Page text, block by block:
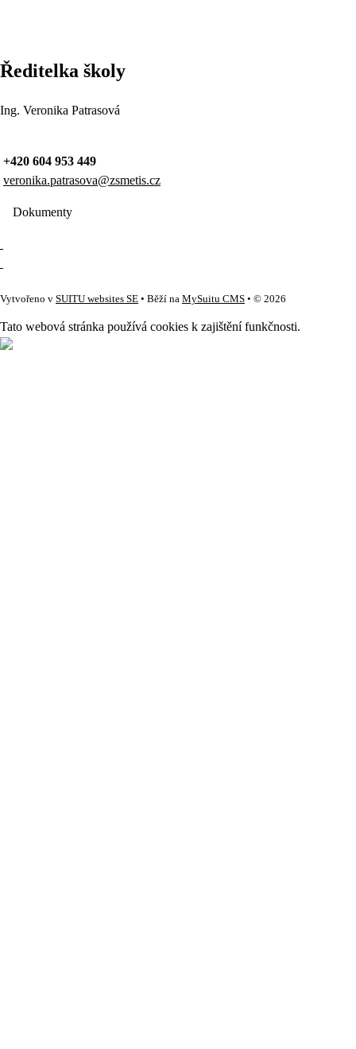
Ředitelka školy
Ing. Veronika Patrasová
+420 604 953 449
veronika.patrasova@zsmetis.cz
Dokumenty
Vytvořeno v SUITU websites SE • Běží na MySuitu CMS • © 2026
Tato webová stránka používá cookies k zajištění funkčnosti.